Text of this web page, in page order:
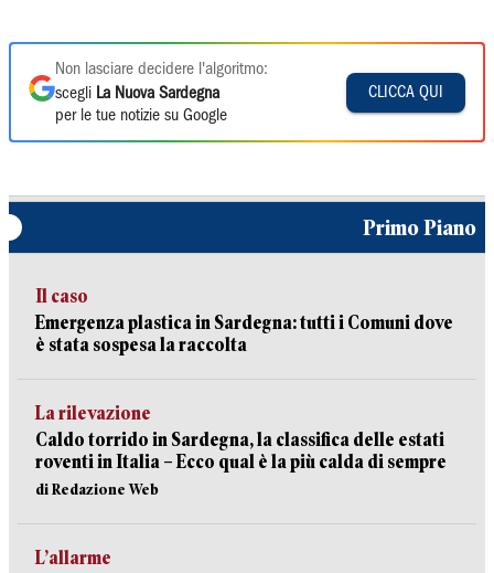
Non lasciare decidere l'algoritmo:
scegli La Nuova Sardegna
per le tue notizie su Google
CLICCA QUI
Primo Piano
Il caso
Emergenza plastica in Sardegna: tutti i Comuni dove
è stata sospesa la raccolta
La rilevazione
Caldo torrido in Sardegna, la classifica delle estati
roventi in Italia – Ecco qual è la più calda di sempre
di Redazione Web
L’allarme